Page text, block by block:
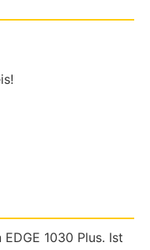
1030 Plus. Ist